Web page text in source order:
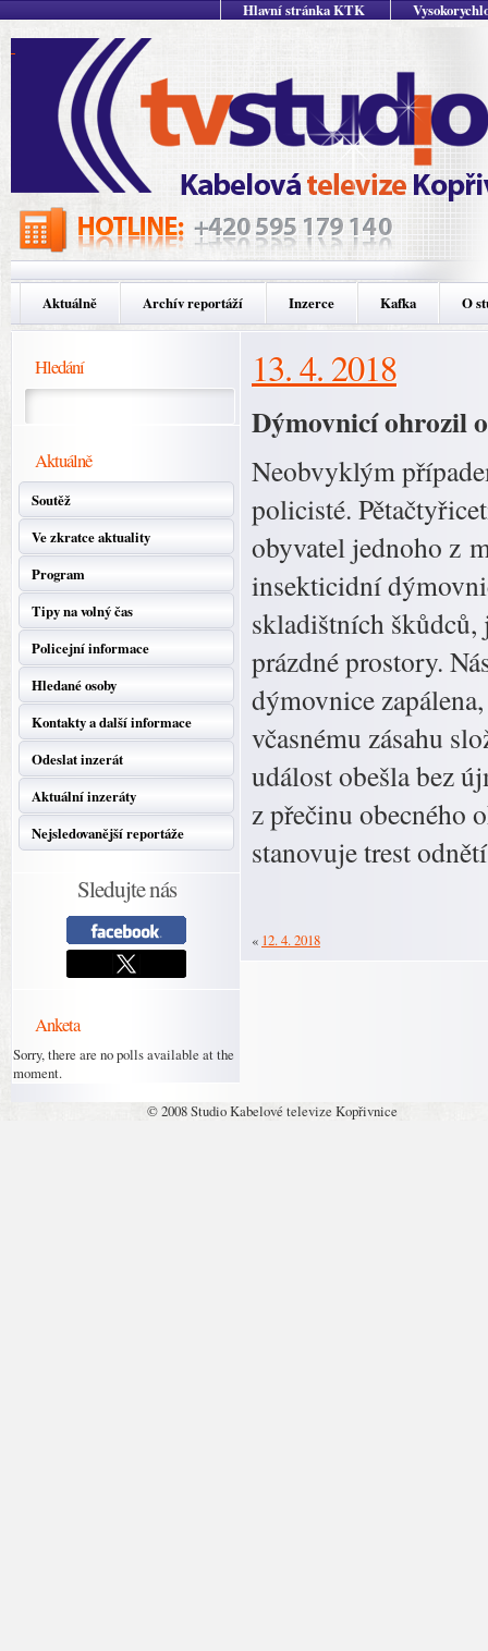
Hlavní stránka KTK
Aktuálně Archív reportáží Inzerce Kafka O
Hledání
Aktuálně
Soutěž
Ve zkratce aktuality
Program
Tipy na volný čas
Policejní informace
Hledané osoby
Kontakty a další informace
Odeslat inzerát
Aktuální inzeráty
Nejsledovanější reportáže
Sledujte nás
Anketa
Sorry, there are no polls available at the
moment.
13. 4. 2018
Dýmovnicí ohrozil
Neobvyklým
policisté.
obyvatel jednoho z
insekticidní
skladištních škůdců,
prázdné prostory.
dýmovnice
včasnému zásahu
událost obešla bez
z přečinu obecného
stanovuje trest
« 12. 4. 2018
© 2008 Studio Kabelové televize Kopřivnice